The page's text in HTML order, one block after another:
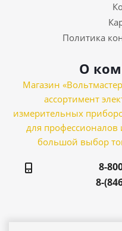
Политика
О
Магазин
ассортимент
измерительных
для профессионалов
большой выбор
8-
8-